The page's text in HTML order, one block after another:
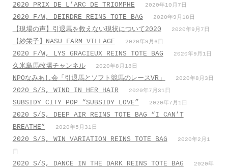
2020 PRIX DE L’ARC DE TRIOMPHE 2020年10月7日
2020 F/W, DEIRDRE REINS TOTE BAG 2020年9月18日
【現場の声】引退馬を救えない現状について2020 2020年9月7日
【紗栄子】NASU FARM VILLAGE 2020年9月6日
2020 F/W, LYS GRACIEUX REINS TOTE BAG 2020年9月1日
久米島馬牧場チャンネル 2020年8月18日
NPOなみあし会「引退馬とソフト競馬のレースVR」 2020年8月3日
2020 S/S, WIND IN HER HAIR 2020年7月31日
SUBSIDY CITY POP “SUBSIDY LOVE” 2020年7月1日
2020 S/S, DEEP AIR REINS TOTE BAG “I CAN’T
BREATHE”
2020年5月31日
2020 S/S, WIN VARIATION REINS TOTE BAG
2020年2月1
日
2020 S/S, DANCE IN THE DARK REINS TOTE BAG
2020年